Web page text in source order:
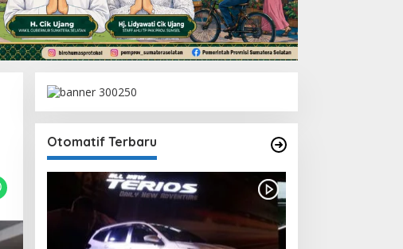
Otomatif Terbaru